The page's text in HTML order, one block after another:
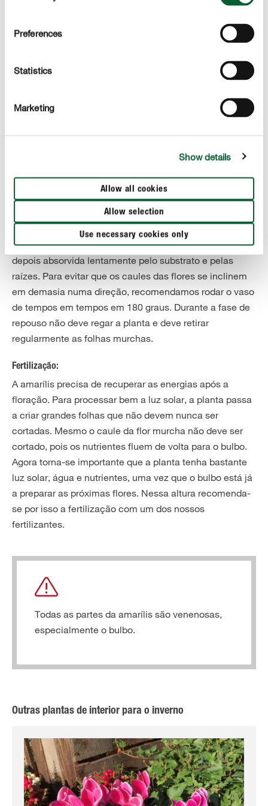
Preferences
Statistics
Marketing
Show details
Allow all cookies
Allow selection
Use necessary cookies only
No inverno, durante a floração da planta, é suficiente
a ocorrência de excesso de água a causar
encharcamento. Ao regar, deve-se ter o cuidado de não
molhar o próprio bulbo para evitar o risco de
apodrecimento. O melhor é regar a planta por baixo.
Encha para esse efeito o prato do vaso com água que é
depois absorvida lentamente pelo substrato e pelas
raízes. Para evitar que os caules das flores se inclinem
em demasia numa direção, recomendamos rodar o vaso
de tempos em tempos em 180 graus. Durante a fase de
repouso não deve regar a planta e deve retirar
regularmente as folhas murchas.
Fertilização:
A amarílis precisa de recuperar as energias após a
floração. Para processar bem a luz solar, a planta passa
a criar grandes folhas que não devem nunca ser
cortadas. Mesmo o caule da flor murcha não deve ser
cortado, pois os nutrientes fluem de volta para o bulbo.
Agora torna-se importante que a planta tenha bastante
luz solar, água e nutrientes, uma vez que o bulbo está já
a preparar as próximas flores. Nessa altura recomenda-
se por isso a fertilização com um dos nossos
fertilizantes.
Todas as partes da amarílis são venenosas,
especialmente o bulbo.
Outras plantas de interior para o inverno